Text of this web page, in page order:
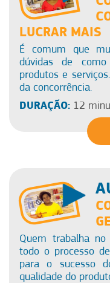
LUCRAR MAIS
É comum que
dúvidas de
produtos e
da concorrência.
DURAÇÃO:12
Quem trabalha
todo o processo
para o sucesso
qualidade do